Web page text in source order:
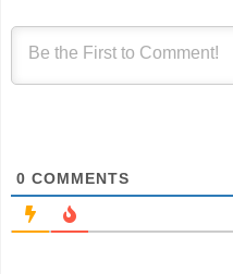
0 COMMENTS